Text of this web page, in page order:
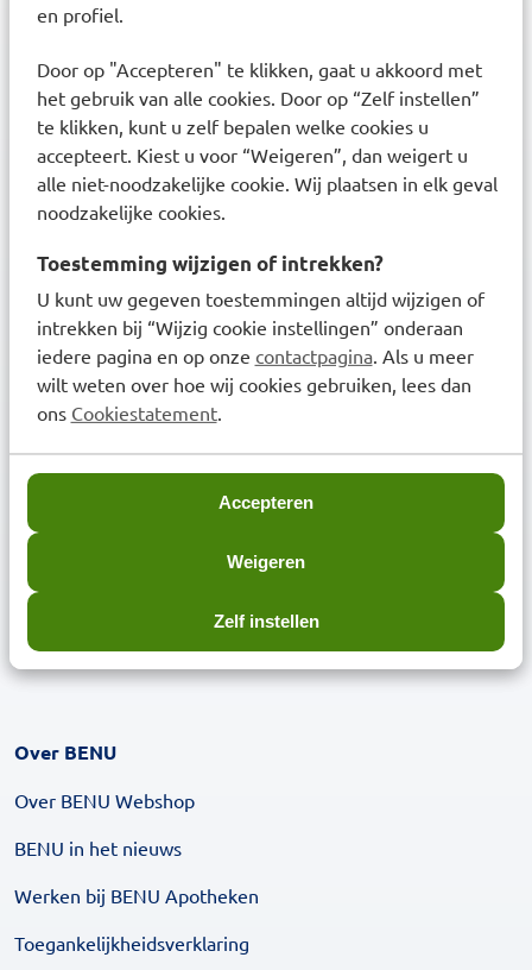
en profiel.
Door op "Accepteren" te klikken, gaat u akkoord met
het gebruik van alle cookies. Door op “Zelf instellen”
te klikken, kunt u zelf bepalen welke cookies u
accepteert. Kiest u voor “Weigeren”, dan weigert u
alle niet-noodzakelijke cookie. Wij plaatsen in elk geval
noodzakelijke cookies.
Toestemming wijzigen of intrekken?
U kunt uw gegeven toestemmingen altijd wijzigen of
intrekken bij “Wijzig cookie instellingen” onderaan
iedere pagina en op onze contactpagina. Als u meer
wilt weten over hoe wij cookies gebruiken, lees dan
ons Cookiestatement.
Accepteren
Weigeren
Zelf instellen
Ontvang zorgadvies en onze laatste actiesInschrijven
Inschrijven
Inschrijven
Ontdek onze services
Inschrijven bij uw BENU Apotheek
Medicijnen afhalen en bezorgen
Aanmelden afhaalservice
Herhaalservice met recept
Medicijnoverzicht aanvragen
Beoordeling BENU Webshop
Over BENU
Over BENU Webshop
BENU in het nieuws
Werken bij BENU Apotheken
Toegankelijkheidsverklaring